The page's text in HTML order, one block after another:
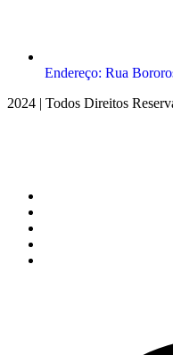
Endereço: Rua
2024 | Todos Direitos